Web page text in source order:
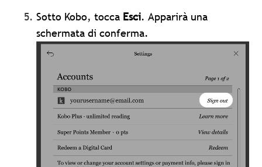
Sotto Kobo, tocca Esci.Apparirà una
schermata di conferma.